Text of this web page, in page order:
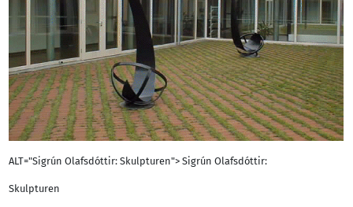
ALT="Sigrún Olafsdóttir: Skulpturen"> Sigrún Olafsdóttir:
Skulpturen